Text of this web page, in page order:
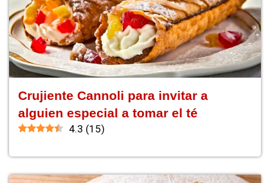
Crujiente Cannoli para invitar a
alguien especial a tomar el té
4.3 (15)